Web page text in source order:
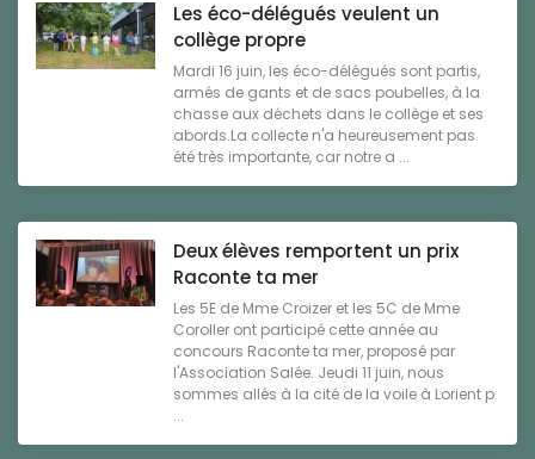
Les éco-délégués veulent un
collège propre
Mardi 16 juin, les éco-délégués sont partis,
armés de gants et de sacs poubelles, à la
chasse aux déchets dans le collège et ses
abords.La collecte n'a heureusement pas
été très importante, car notre a ...
Deux élèves remportent un prix
Raconte ta mer
Les 5E de Mme Croizer et les 5C de Mme
Coroller ont participé cette année au
concours Raconte ta mer, proposé par
l'Association Salée. Jeudi 11 juin, nous
sommes allés à la cité de la voile à Lorient p
...